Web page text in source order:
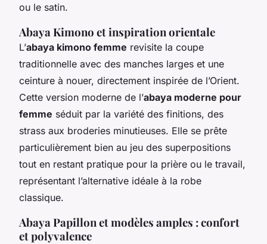
ou le satin.
Abaya Kimono et inspiration orientale
L’abaya kimono femme revisite la coupe
traditionnelle avec des manches larges et une
ceinture à nouer, directement inspirée de l’Orient.
Cette version moderne de l’abaya moderne pour
femme séduit par la variété des finitions, des
strass aux broderies minutieuses. Elle se prête
particulièrement bien au jeu des superpositions
tout en restant pratique pour la prière ou le travail,
représentant l’alternative idéale à la robe
classique.
Abaya Papillon et modèles amples : confort
et polyvalence